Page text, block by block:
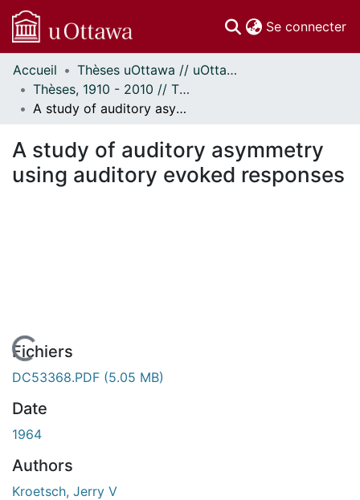
Se connecter
Communautés
et collections
Parcourir
À propos
Accueil
Thèses uOttawa // uOttawa Theses
Thèses, 1910 - 2010 // Theses, 1910 - 2010
A study of auditory asymmetry using auditory evoked responses
A study of auditory asymmetry
using auditory evoked responses
En cours de chargement...
Fichiers
DC53368.PDF (5.05 MB)
Date
1964
Authors
Kroetsch, Jerry V